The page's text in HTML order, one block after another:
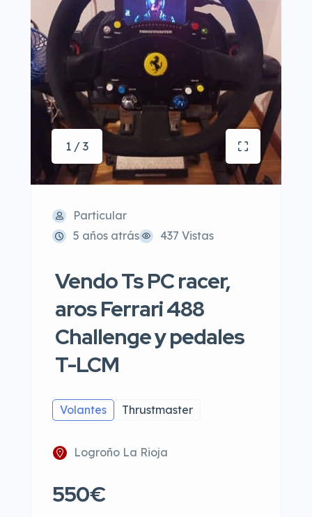
1 / 3
Particular
5 años atrás
437 Vistas
Vendo Ts PC racer,
aros Ferrari 488
Challenge y pedales
T-LCM
Volantes Thrustmaster
Logroño La Rioja
550€